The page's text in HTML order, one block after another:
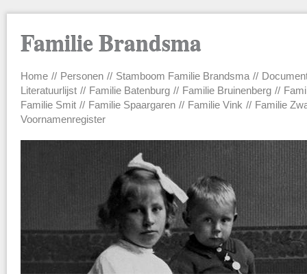
Familie Brandsma
Main menu
Home Personen Stamboom Familie Brandsma
Literatuurlijst
Familie Batenburg Familie Bruinenberg
Familie Smit
Familie Spaargaren Familie Vink
Familie
Voornamenregister